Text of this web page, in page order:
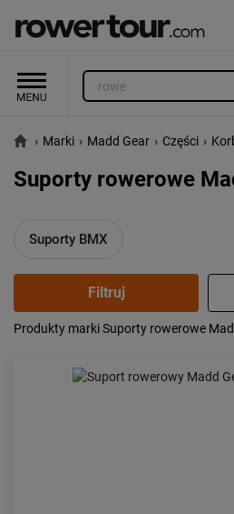
› Marki › Madd Gear › Części ›
Suporty rowerowe
Suporty BMX
Popularność:
Produkty marki Suporty rowerowe